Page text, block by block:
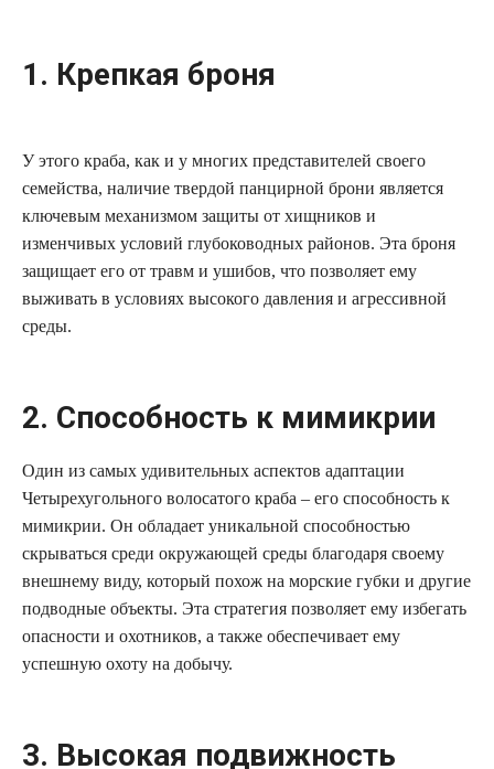
1. Крепкая броня
У этого краба, как и у многих представителей своего
семейства, наличие твердой панцирной брони является
ключевым механизмом защиты от хищников и
изменчивых условий глубоководных районов. Эта броня
защищает его от травм и ушибов, что позволяет ему
выживать в условиях высокого давления и агрессивной
среды.
2. Способность к мимикрии
Один из самых удивительных аспектов адаптации
Четырехугольного волосатого краба – его способность к
мимикрии. Он обладает уникальной способностью
скрываться среди окружающей среды благодаря своему
внешнему виду, который похож на морские губки и другие
подводные объекты. Эта стратегия позволяет ему избегать
опасности и охотников, а также обеспечивает ему
успешную охоту на добычу.
3. Высокая подвижность